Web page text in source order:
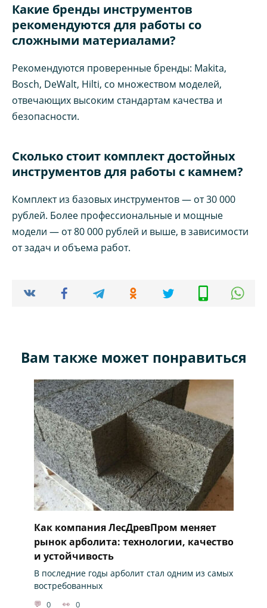
Какие бренды инструментов
рекомендуются для работы со
сложными материалами?
Рекомендуются проверенные бренды: Makita,
Bosch, DeWalt, Hilti, со множеством моделей,
отвечающих высоким стандартам качества и
безопасности.
Сколько стоит комплект достойных
инструментов для работы с камнем?
Комплект из базовых инструментов — от 30 000
рублей. Более профессиональные и мощные
модели — от 80 000 рублей и выше, в зависимости
от задач и объема работ.
Вам также может понравиться
Как компания ЛесДревПром меняет
рынок арболита: технологии, качество
и устойчивость
В последние годы арболит стал одним из самых
востребованных
0 0